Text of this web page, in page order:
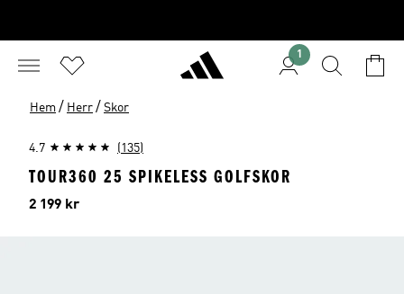
1
Hem / Herr / Skor
4.7 (135)
TOUR360 25 SPIKELESS GOLFSKOR
Pris
2 199 kr